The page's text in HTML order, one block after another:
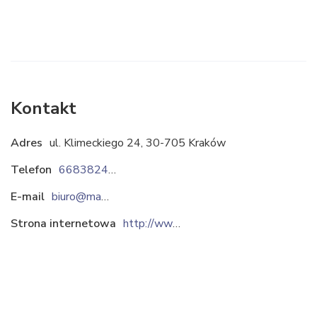
Kontakt
Adres ul. Klimeckiego 24, 30-705 Kraków
Telefon
668382433
E-mail
biuro@magmar.krakow.pl
Strona internetowa
http://www.magmar.krakow.pl